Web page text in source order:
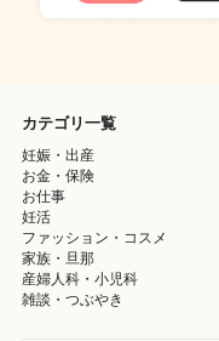
カテゴリ一覧
妊娠・出産
お金・保険
お仕事
妊活
ファッション・コスメ
家族・旦那
産婦人科・小児科
雑談・つぶやき